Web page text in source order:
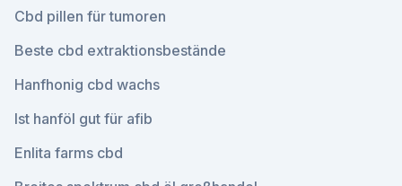
Cbd pillen für tumoren
Beste cbd extraktionsbestände
Hanfhonig cbd wachs
Ist hanföl gut für afib
Enlita farms cbd